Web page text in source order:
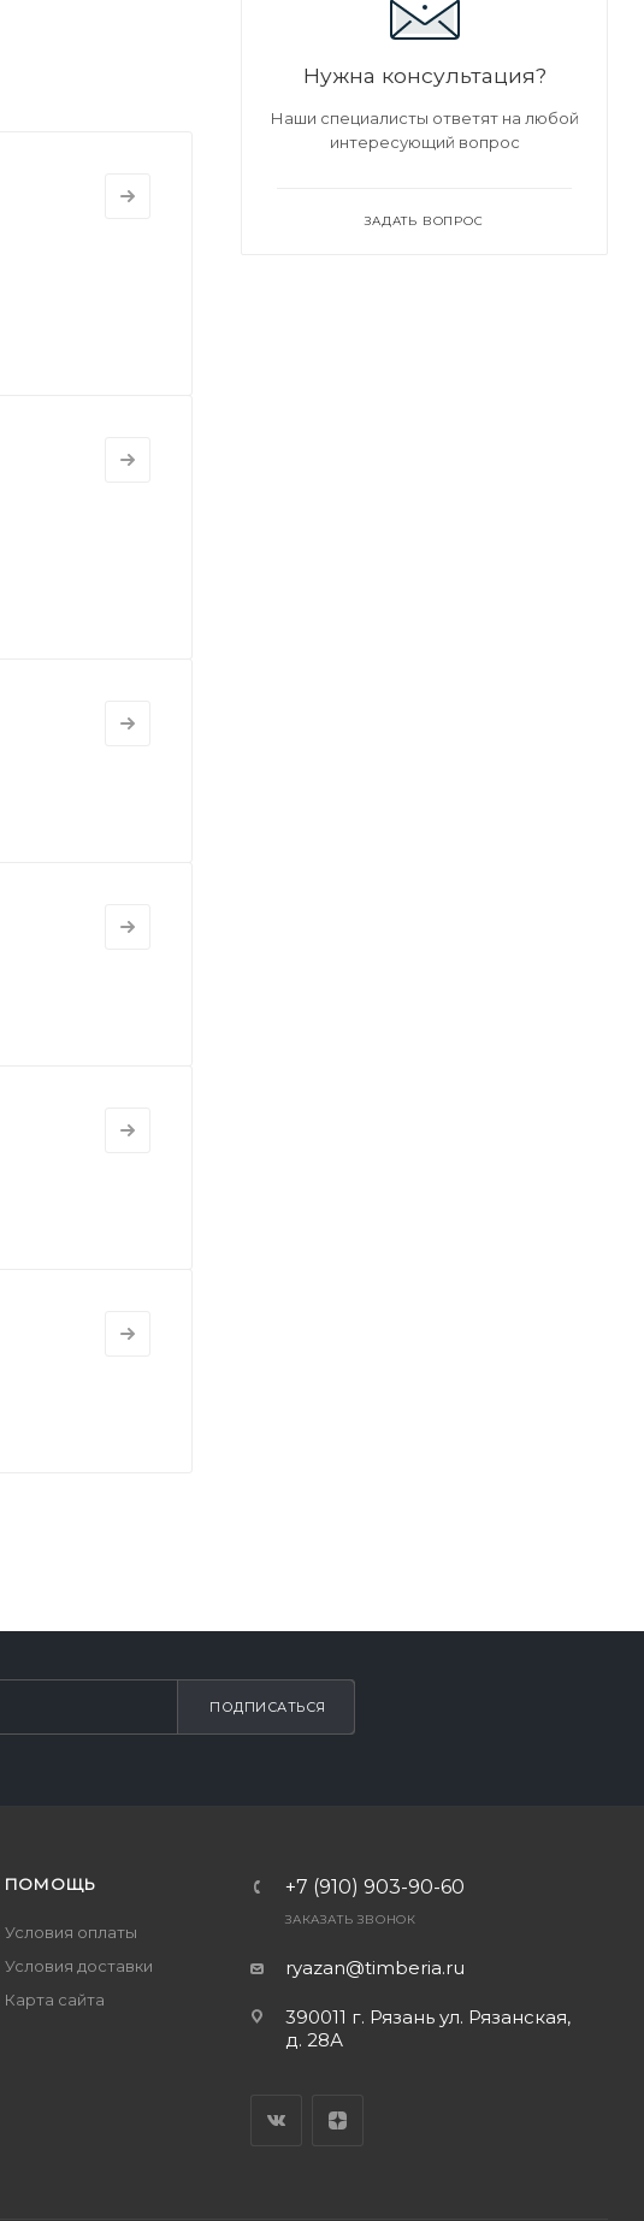
Нужна консультация?
Наши специалисты ответят на любой
интересующий вопрос
ЗАДАТЬ ВОПРОС
ПОДПИСАТЬСЯ
ПОМОЩЬ
Условия оплаты
Условия доставки
Карта сайта
+7 (910) 903-90-60
ЗАКАЗАТЬ ЗВОНОК
ryazan@timberia.ru
390011 г. Рязань ул. Рязанская,
д. 28А